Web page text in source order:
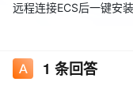
远程连接ECS后一键安
1 条回答